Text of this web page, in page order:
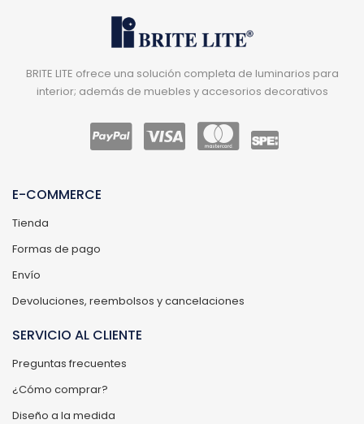
BRITE LITE ofrece una solución completa de luminarios para
interior; además de muebles y accesorios decorativos
E-COMMERCE
Tienda
Formas de pago
Envío
Devoluciones, reembolsos y cancelaciones
SERVICIO AL CLIENTE
Preguntas frecuentes
¿Cómo comprar?
Diseño a la medida